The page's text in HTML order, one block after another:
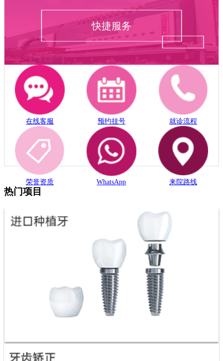
快捷服务
在线客服 预约挂号 就诊流程
荣誉资质 WhatsApp 来院路线
热门项目